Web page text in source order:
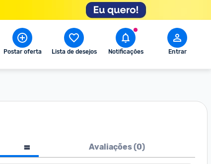
Postar oferta Lista de desejos Notificações Entrar
Avaliações (0)